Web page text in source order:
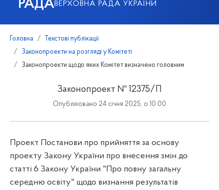
РАДАВЕРХОВНА РАДА УКРАЇНИ
Головна
Текстові публікації
Законопроекти на розгляді у Комітеті
Законопроекти щодо яких Комітет визначено головним
Законопроект № 12375/П
Опубліковано 24 січня 2025, о 10:00
Проект Постанови про прийняття за основу
проекту Закону України про внесення змін до
статті 6 Закону України "Про повну загальну
середню освіту" щодо визнання результатів